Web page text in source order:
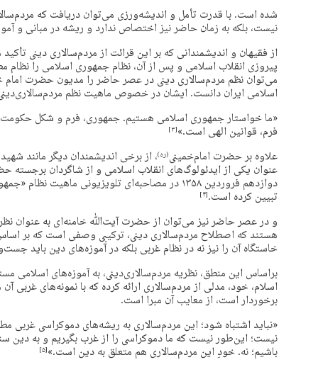
شده‌ است. با قدرت تأمل و اندیشه‌ورزی می‌توان دریافت که
نیست، بلکه به زمان حاضر نیز اختصاص ندارد و ریشه در مبانی و
از فقیهان و اندیشمندانی که بر این قرائت از مردم‌سالاری دینی
پیروزی انقلاب ‌اسلامی و پس از آن، نظام جمهوری اسلامی را نظام
می‌توان نظم مردم‌سالاری دینی در عصر حاضر را مدیون حضرت امام
‌اسلامی ایران دانست. ایشان در خصوص ماهیت نظم
«ما خواستار جمهوری ‌اسلامی هستیم. جمهوری، فرم و شکل
فرم، قوانین الهی است.»‏[۳]‎
علاوه بر حضرت امام‌خمینی(ره)، از برخی اندیشمندان دیگر مانند
عنوان یکی از ایدئولوگ‌های انقلاب ‌اسلامی و از شاگردان برجسته
دوازدهم فروردین ۱۳۵۸ در مصاحبه‌ای تلویزیونی
تبیین کرده است.‏[۴]‎
و در عصر حاضر نیز می‌توان از حضرت آیت‌ﷲ خامنه‌ای به عنوان
هستند که اصطلاح مردم‌سالاری ‌دینی، ترکیبی وصفی است که بر
خاستگاه آن را نیز نه در نظام غربی بلکه در آموزه‌های دین باید
براساس این منطق، نظریه مردم‌سالاری‌دینی، به آموزه‌های ‌اسلامی
اسلام، خود، مدلی از مردم‌سالاری ارائه کرده که با نمونه‌های غربی
برخوردار است، از معایب آن مبرا است.
«نباید اشتباه شود؛ این مردم‌سالاری‌ به ریشه‌های دموکراسی غربی
نیست؛ این‌طور نیست که ما دموکراسی را از غرب بگیریم و به دین
باشیم؛ نه. خودِ این مردم‌سالاری‌ هم متعلق به دین است.»‏[۵]‎